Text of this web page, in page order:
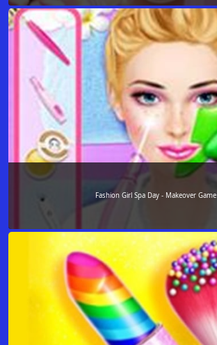
Fashion Girl Spa Day - Makeover Game